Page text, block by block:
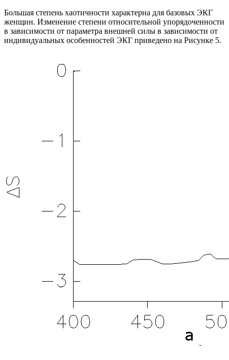
Большая степень хаотичности характерна для базовых ЭКГ
женщин. Изменение степени относительной упорядоченности
в зависимости от параметра внешней силы в зависимости от
индивидуальных особенностей ЭКГ приведено на Рисунке 5.